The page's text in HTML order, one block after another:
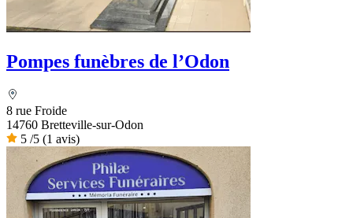
Pompes funèbres de l’Odon
8 rue Froide
14760 Bretteville-sur-Odon
5 /5 (1 avis)